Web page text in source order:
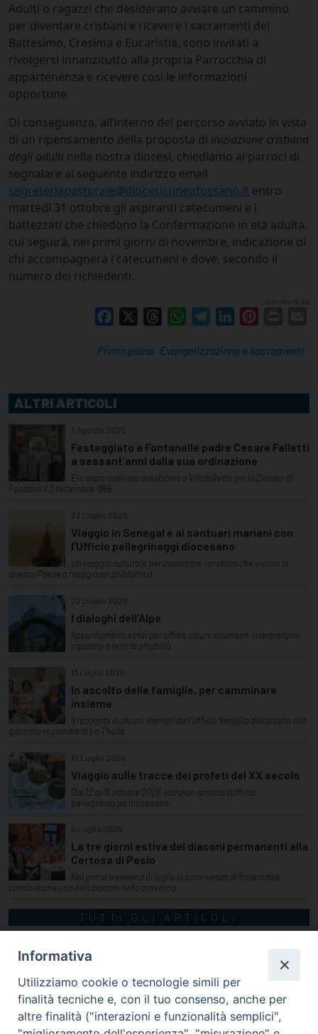
Adulti o ragazzi che desiderano avviare un cammino
per diventare cristiani e ricevere i sacramenti del
Battesimo, Cresima e Eucaristia, sono invitati a
rivolgersi innanzitutto alla propria Parrocchia di
appartenenza e ricevere così le informazioni
opportune.
Di conseguenza, all’interno del percorso avviato in vista
di un ripensamento della proposta di iniziazione cristiana
degli adulti nella nostra diocesi, chiediamo ai parroci di
segnalare al seguente indirizzo email
segreteriapastorale@diocesicuneofossano.it entro
martedì 31 ottobre gli aspiranti catecumeni e i
battezzati che chiedono la Confermazione in età adulta,
cui seguirà, nei primi giorni di novembre, indicazione di
chi accompagnerà i catecumeni e dove, secondo il
numero dei richiedenti.
condividi su
Facebook ThreadsWhatsAppTelegramLinkedIn
Evangelizzazione e sacramenti
Primo piano
ALTRI ARTICOLI
7 Agosto 2026
Festeggiato a Fontanelle padre Cesare Falletti
a sessant’anni dalla sua ordinazione
Era stato ordinato presbitero a Villafalletto per la Diocesi di
Fossano il 3 settembre 1966
22 Luglio 2026
Viaggio in Senegal e ai santuari mariani con
l’Ufficio pellegrinaggi diocesano
Un viaggio culturale per incontrare i cristiani che vivono in
questo Paese a maggioranza islamica
22 Luglio 2026
I dialoghi dell’Alpe
Appuntamenti estivi per offrire alcuni strumenti interpretativi
riguardo a temi di attualità
13 Luglio 2026
In ascolto delle famiglie, per camminare
insieme
Il racconto di alcuni membri dell'Ufficio famiglia diocesano alla
giornata regionale di La Thuile
10 Luglio 2026
Viaggio sulle tracce dei profeti del XX secolo
Dal 12 al 15 ottobre 2026. Iscrizioni presso l'Ufficio
pellegrinaggio diocesano.
6 Luglio 2026
La tre giorni estiva dei diaconi permanenti alla
Certosa di Pesio
Nel primo weekend di luglio la convivenza di fraternità e
condivisione con altri diaconi della provincia
TUTTI GLI ARTICOLI
Informativa
Utilizziamo cookie o tecnologie simili per
finalità tecniche e, con il tuo consenso, anche per
altre finalità ("interazioni e funzionalità semplici",